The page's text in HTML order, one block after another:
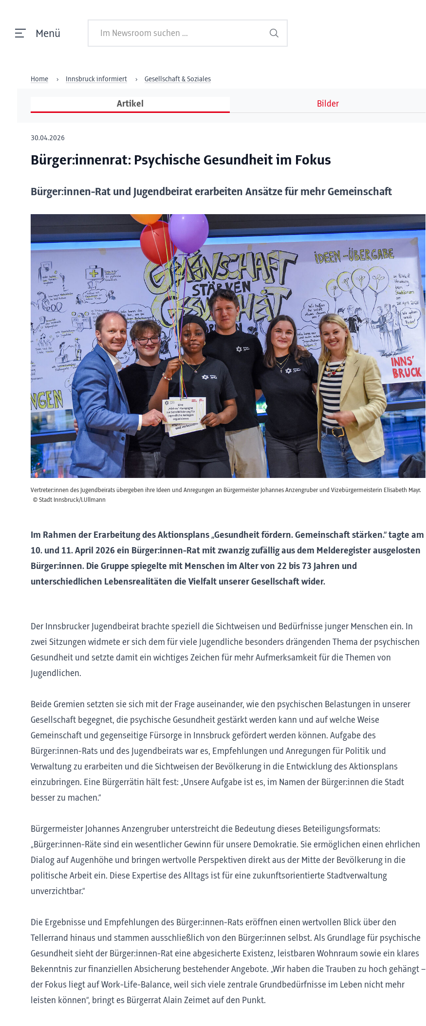
Menü
Home Innsbruck informiert Gesellschaft & Soziales
Artikel Bilder
30.04.2026
Bürger:innenrat: Psychische Gesundheit im Fokus
Bürger:innen-Rat und Jugendbeirat erarbeiten Ansätze für mehr Gemeinschaft
Vertreter:innen des Jugendbeirats übergeben ihre Ideen und Anregungen an Bürgermeister Johannes Anzengruber und Vizebürgermeisterin Elisabeth Mayr.
© Stadt Innsbruck/I.Ullmann
Im Rahmen der Erarbeitung des Aktionsplans „Gesundheit fördern. Gemeinschaft stärken.“ tagte am
10. und 11. April 2026 ein Bürger:innen-Rat mit zwanzig zufällig aus dem Melderegister ausgelosten
Bürger:innen. Die Gruppe spiegelte mit Menschen im Alter von 22 bis 73 Jahren und
unterschiedlichen Lebensrealitäten die Vielfalt unserer Gesellschaft wider.
Der Innsbrucker Jugendbeirat brachte speziell die Sichtweisen und Bedürfnisse junger Menschen ein. In
zwei Sitzungen widmete er sich dem für viele Jugendliche besonders drängenden Thema der psychischen
Gesundheit und setzte damit ein wichtiges Zeichen für mehr Aufmerksamkeit für die Themen von
Jugendlichen.
Beide Gremien setzten sie sich mit der Frage auseinander, wie den psychischen Belastungen in unserer
Gesellschaft begegnet, die psychische Gesundheit gestärkt werden kann und auf welche Weise
Gemeinschaft und gegenseitige Fürsorge in Innsbruck gefördert werden können. Aufgabe des
Bürger:innen-Rats und des Jugendbeirats war es, Empfehlungen und Anregungen für Politik und
Verwaltung zu erarbeiten und die Sichtweisen der Bevölkerung in die Entwicklung des Aktionsplans
einzubringen. Eine Bürgerrätin hält fest: „Unsere Aufgabe ist es, im Namen der Bürger:innen die Stadt
besser zu machen.“
Bürgermeister Johannes Anzengruber unterstreicht die Bedeutung dieses Beteiligungsformats:
„Bürger:innen-Räte sind ein wesentlicher Gewinn für unsere Demokratie. Sie ermöglichen einen ehrlichen
Dialog auf Augenhöhe und bringen wertvolle Perspektiven direkt aus der Mitte der Bevölkerung in die
politische Arbeit ein. Diese Expertise des Alltags ist für eine zukunftsorientierte Stadtverwaltung
unverzichtbar.“
Die Ergebnisse und Empfehlungen des Bürger:innen-Rats eröffnen einen wertvollen Blick über den
Tellerrand hinaus und stammen ausschließlich von den Bürger:innen selbst. Als Grundlage für psychische
Gesundheit sieht der Bürger:innen-Rat eine abgesicherte Existenz, leistbaren Wohnraum sowie ein klares
Bekenntnis zur finanziellen Absicherung bestehender Angebote. „Wir haben die Trauben zu hoch gehängt –
der Fokus liegt auf Work-Life-Balance, weil sich viele zentrale Grundbedürfnisse im Leben nicht mehr
leisten können“, bringt es Bürgerrat Alain Zeimet auf den Punkt.